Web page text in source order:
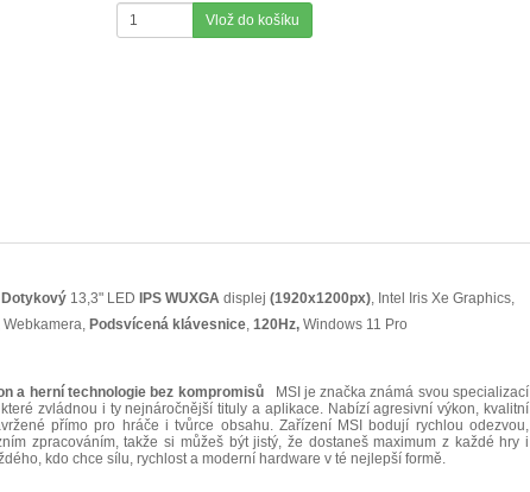
Vlož do košíku
Dotykový 13,3" LED IPS WUXGA displej (1920x1200px), Intel Iris Xe Graphics,
Podsvícená klávesnice, 120Hz, Windows 11 Pro
a herní technologie bez kompromisůMSI je značka známá svou specializací
zvládnou i ty nejnáročnější tituly a aplikace. Nabízí agresivní výkon, kvalitní
přímo pro hráče i tvůrce obsahu. Zařízení MSI bodují rychlou odezvou,
zpracováním, takže si můžeš být jistý, že dostaneš maximum z každé hry i
kdo chce sílu, rychlost a moderní hardware v té nejlepší formě.